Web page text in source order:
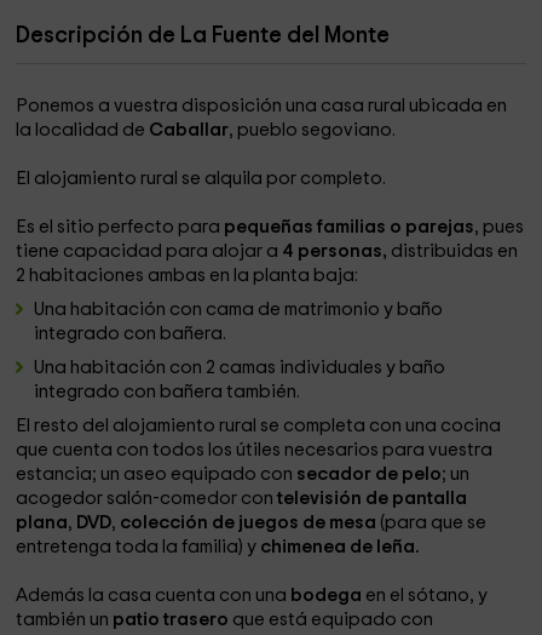
Descripción de La Fuente del Monte
Ponemos a vuestra disposición una casa rural ubicada en
la localidad de Caballar, pueblo segoviano.
El alojamiento rural se alquila por completo.
Es el sitio perfecto para pequeñas familias o parejas, pues
tiene capacidad para alojar a 4 personas, distribuidas en
2 habitaciones ambas en la planta baja:
Una habitación con cama de matrimonio y baño
integrado con bañera.
Una habitación con 2 camas individuales y baño
integrado con bañera también.
El resto del alojamiento rural se completa con una cocina
que cuenta con todos los útiles necesarios para vuestra
estancia; un aseo equipado con secador de pelo; un
acogedor salón-comedor contelevisión de pantalla
plana, DVD, colección de juegos de mesa (para que se
entretenga toda la familia) y chimenea de leña.
Además la casa cuenta con una bodega en el sótano, y
también un patio trasero que está equipado con